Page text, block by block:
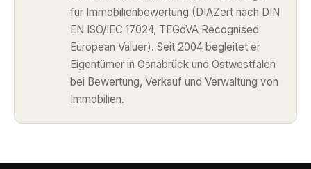
für Immobilienbewertung (DIAZert nach DIN
EN ISO/IEC 17024, TEGoVA Recognised
European Valuer). Seit 2004 begleitet er
Eigentümer in Osnabrück und Ostwestfalen
bei Bewertung, Verkauf und Verwaltung von
Immobilien.